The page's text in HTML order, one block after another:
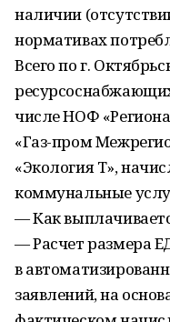
наличии
нормативах
Всего по г.
числе НОФ
«Газ-пром
«Экология Т»,
коммунальные
— Как
— Расчет размера
в
заявлений, на